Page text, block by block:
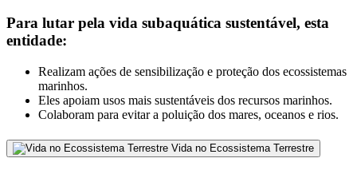
Para lutar pela vida subaquática sustentável, esta
entidade:
Realizam ações de sensibilização e proteção dos ecossistemas
marinhos.
Eles apoiam usos mais sustentáveis dos recursos marinhos.
Colaboram para evitar a poluição dos mares, oceanos e rios.
Vida no Ecossistema Terrestre